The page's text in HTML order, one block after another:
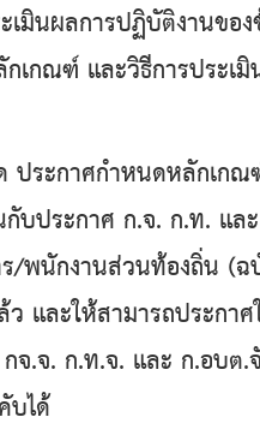
ผลการปฏิบัติงานของ
เกณฑ์ และวิธีการประ
าศกำหนดหลักเกณฑ์
ประกาศ ก.จ. ก.ท. แล
ร/พนักงานส่วนท้องถิ่น
และให้สามารถประก
จ.จ. ก.ท.จ. และ ก.อบ
บได้